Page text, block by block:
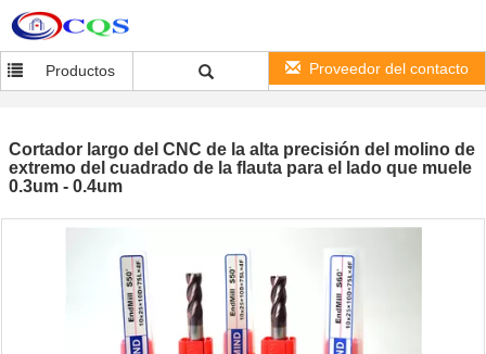
Productos Proveedor del contacto
Cortador largo del CNC de la alta precisión del molino de
extremo del cuadrado de la flauta para el lado que muele
0.3um - 0.4um